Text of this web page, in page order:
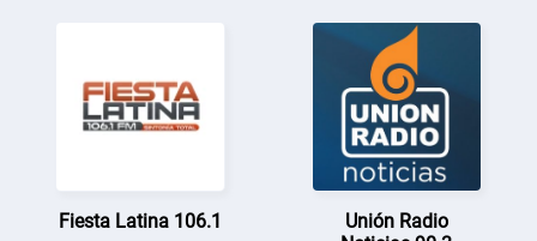
Fiesta Latina 106.1
Unión Radio